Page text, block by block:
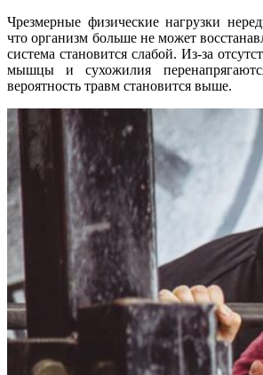
Чрезмерные физические нагрузки
что организм больше не может
система становится слабой. Из-за
мышцы и сухожилия
вероятность травм становится выше.